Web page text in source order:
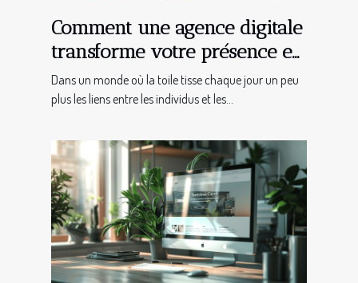
Comment une agence digitale
transforme votre présence en
ligne
Dans un monde où la toile tisse chaque jour un peu
plus les liens entre les individus et les...